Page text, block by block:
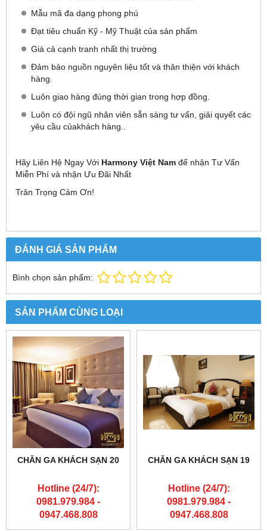
Mẫu mã đa dạng phong phú
Đạt tiêu chuẩn Kỹ - Mỹ Thuật của sản phẩm
Giá cả cạnh tranh nhất thị trường
Đảm bảo nguồn nguyên liệu tốt và thân thiện với khách
hàng.
Luôn giao hàng đúng thời gian trong hợp đồng.
Luôn có đội ngũ nhân viên sẵn sàng tư vấn, giải quyết các
yêu cầu củakhách hàng..
Hãy Liên Hệ Ngay Với Harmony Việt Nam để nhận Tư Vấn
Miễn Phí và nhận Ưu Đãi Nhất
Trân Trọng Cảm Ơn!
ĐÁNH GIÁ SẢN PHẨM
Bình chọn sản phẩm:
SẢN PHẨM CÙNG LOẠI
CHĂN GA KHÁCH SẠN 20
Hotline (24/7):
0981.979.984 -
0947.468.808
CHĂN GA KHÁCH SẠN 19
Hotline (24/7):
0981.979.984 -
0947.468.808